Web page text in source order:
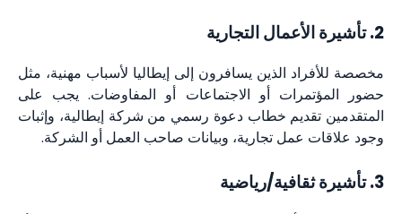
2. تأشيرة الأعمال التجارية
مخصصة للأفراد الذين يسافرون إلى إيطاليا لأسباب مهنية، مثل
حضور المؤتمرات أو الاجتماعات أو المفاوضات. يجب على
المتقدمين تقديم خطاب دعوة رسمي من شركة إيطالية، وإثبات
وجود علاقات عمل تجارية، وبيانات صاحب العمل أو الشركة.
3. تأشيرة ثقافية/رياضية